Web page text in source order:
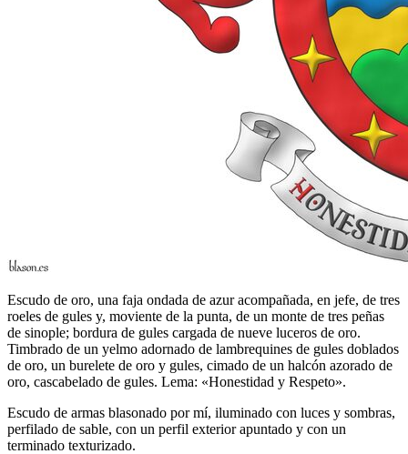
Escudo de oro, una faja ondada de azur acompañada, en jefe, de tres
roeles de gules y, moviente de la punta, de un monte de tres peñas
de sinople; bordura de gules cargada de nueve luceros de oro.
Timbrado de un yelmo adornado de lambrequines de gules doblados
de oro, un burelete de oro y gules, cimado de un halcón azorado de
oro, cascabelado de gules. Lema: «Honestidad y Respeto».
Escudo de armas blasonado por mí, iluminado con luces y sombras,
perfilado de sable, con un perfil exterior apuntado y con un
terminado texturizado.